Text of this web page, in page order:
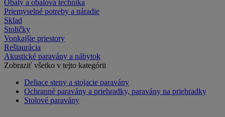
Obaly a obalová technika
Priemyselné potreby a náradie
Sklad
Stoličky
Vonkajšie priestory
Reštaurácia
Akustické paravány a nábytok
Zobraziť všetko v tejto kategórii
Deliace steny a stojacie paravány
Ochranné paravány a priehradky, paravány na priehradky
Stolové paravány